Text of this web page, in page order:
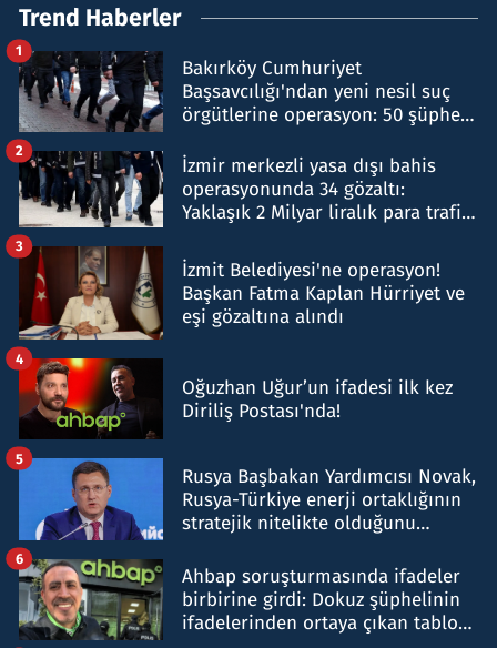
Trend Haberler
Bakırköy Cumhuriyet
Başsavcılığı'ndan yeni nesil suç
örgütlerine operasyon: 50 şüpheli
1
İzmir merkezli yasa dışı bahis
operasyonunda 34 gözaltı:
Yaklaşık 2 Milyar liralık para trafiği
2
İzmit Belediyesi'ne operasyon!
Başkan Fatma Kaplan Hürriyet ve
eşi gözaltına alındı
3
Oğuzhan Uğur’un ifadesi ilk kez
Diriliş Postası'nda!
4
Rusya Başbakan Yardımcısı Novak,
Rusya-Türkiye enerji ortaklığının
stratejik nitelikte olduğunu
5
Ahbap soruşturmasında ifadeler
birbirine girdi: Dokuz şüphelinin
ifadelerinden ortaya çıkan tablo
6